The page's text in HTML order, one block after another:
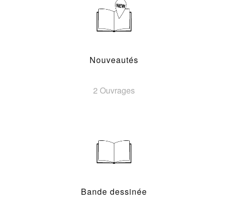
Nouveautés
2 Ouvrages
Bande dessinée